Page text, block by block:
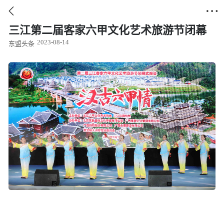
 
三江第二届客家六甲文化艺术旅游节闭幕
东盟头条 2023-08-14